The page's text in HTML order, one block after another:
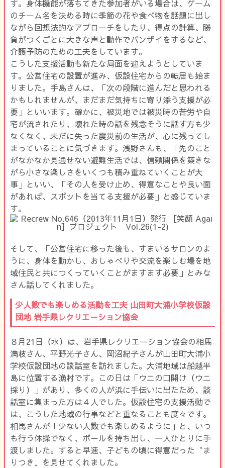
す。身体機能が落ちてきた参加者がいる場合は、ゲーム
のチーム名を決める時に季節の花や食べ物を話題に出し
ながら回想法的なアプローチをしたり、得点の計算、勝
負がつくごとに大きな声と動作でバンザイをするなど、
介護予防のための工夫をしています。
こうした支援活動も新たな局面を迎えようとしていま
す。公営住宅の設置が進み、仮設住宅からの転居も始ま
りました。手島さんは、「次の段階に進んだと思われる
かもしれませんが、まだまだ気持ちに寄り添う支援が必
要」といいます。確かに、被災地では被災時の苦労や自
宅が流されたり、壊れた時の話を残念そうに話す方も少
なくなく、未だに失った震災前の生活が、心に残ってし
まっていることに気づきます。浅野さんも、「先のこと
がなかなか見通せない避難生活では、信頼関係を築きな
がら小さな楽しさをいくつも積み重ねていくことが大
事」といい、「その人を受け止め、得意なことや良い面
があれば、スポットを当てる支援が必要」と感じていま
す。
そして、「公営住宅に移った後も、すまいるサロンのよ
うに、身体を動かし、おしゃべりや交流を楽しむ場を地
域住民と共につくっていくことがますます必要」とみな
さん話してくれました。
少人数でも楽しめる活動を工夫 山田町大浦小学校仮設
団地 岩手県レクリエーション協会
８月21日（水）は、岩手県レクリエーション協会の相馬
満枝さん、平野光子さん、岡沼紀子さんが山田町大浦小
学校仮設団地の談話室を訪れました。大浦地域は船越半
島に位置する漁村です。この日は「ウニの口開け（ウニ
採り）」があり、多くの人が浜に手伝いに出たため、談
話室に集まった方は４人でした。仮設住宅の支援活動で
は、こうした地域の行事などと重なることも度々です。
相馬さんが「少ない人数でも楽しめるように」と、いつ
も行う体操でなく、ボールを持ち出し、一人ひとりに手
渡しました。すると早速、子どもの頃に得意だった〝ま
りつき〟を見せてくれました。